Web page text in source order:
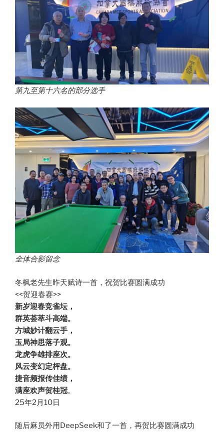
第九至第十六名的部分选手
全体合影留念
冬枫老先生昨天赋诗一首，祝贺比赛圆满成功
<<贺迎春赛>>
新岁迎春竞雀坛，
群英荟萃斗高端。
方城妙计翻云手，
玉局神思落子观。
龙虎争雄排座次。
风云变幻定枰盘。
捷音频报传佳绩，
满座欢声贺桂冠。
25年2月10日
随后麻员外用DeepSeek和了一首，再贺比赛圆满成功